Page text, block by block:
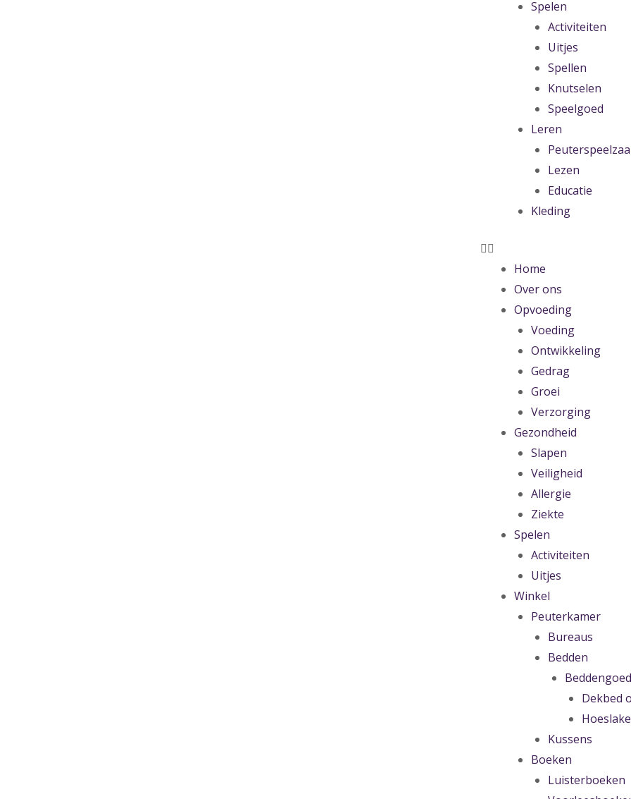
Spelen
Activiteiten
Uitjes
Spellen
Knutselen
Speelgoed
Leren
Lezen
Educatie
Kleding
Home
Over ons
Opvoeding
Voeding
Ontwikkeling
Gedrag
Groei
Verzorging
Gezondheid
Slapen
Veiligheid
Allergie
Ziekte
Spelen
Activiteiten
Uitjes
Winkel
Peuterkamer
Bureaus
Bedden
Beddengoed
Dekbed
Kussens
Boeken
Luisterboeken